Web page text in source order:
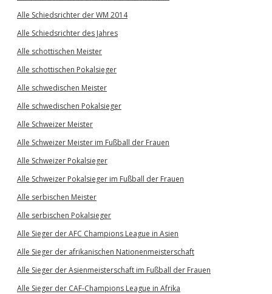
Alle Schiedsrichter der WM 2014
Alle Schiedsrichter des Jahres
Alle schottischen Meister
Alle schottischen Pokalsieger
Alle schwedischen Meister
Alle schwedischen Pokalsieger
Alle Schweizer Meister
Alle Schweizer Meister im Fußball der Frauen
Alle Schweizer Pokalsieger
Alle Schweizer Pokalsieger im Fußball der Frauen
Alle serbischen Meister
Alle serbischen Pokalsieger
Alle Sieger der AFC Champions League in Asien
Alle Sieger der afrikanischen Nationenmeisterschaft
Alle Sieger der Asienmeisterschaft im Fußball der Frauen
Alle Sieger der CAF-Champions League in Afrika